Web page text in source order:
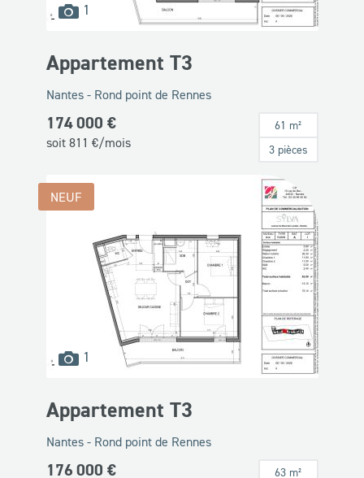
1
disponibles
Appartement T3
Nantes - Rond point de Rennes
174 000 €
soit 811 €/mois
61 m²
3 pièces
1 images
NEUF
Appartement T3
Nantes - Rond point de Rennes
176 000 €
63 m²